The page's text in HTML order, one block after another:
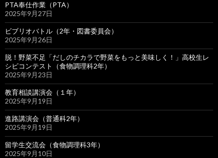
PTA奉仕作業（PTA）
2025年9月27日
ビブリオバトル（2年・図書委員会）
2025年9月26日
脱！野菜不足「だしのチカラで野菜をもっと美味しく！」高校生レ
シピコンテスト（食物調理科2年）
2025年9月23日
教育相談講演会（１年）
2025年9月19日
進路講演会（普通科2年）
2025年9月19日
留学生交流会（食物調理科3年）
2025年9月10日